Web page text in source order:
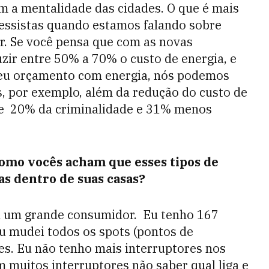
a mentalidade das cidades. O que é mais
quando estamos falando sobre
você pensa que com as novas
entre 50% a 70% o custo de energia, e
orçamento com energia, nós podemos
por exemplo, além da redução do custo de
da criminalidade e 31% menos
vocês acham que esses tipos de
dentro de suas casas?
grande consumidor. Eu tenho 167
mudei todos os spots (pontos de
Eu não tenho mais interruptores nos
muitos interruptores não saber qual liga e